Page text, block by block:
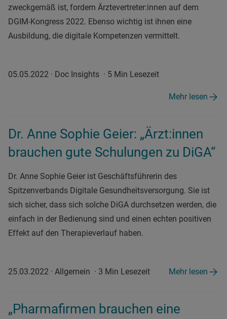
zweckgemäß ist, fordern Ärztevertreter:innen auf dem
DGIM-Kongress 2022. Ebenso wichtig ist ihnen eine
Ausbildung, die digitale Kompetenzen vermittelt.
05.05.2022 · Doc Insights · 5 Min Lesezeit
Mehr lesen
Dr. Anne Sophie Geier: „Ärzt:innen
brauchen gute Schulungen zu DiGA“
Dr. Anne Sophie Geier ist Geschäftsführerin des
Spitzenverbands Digitale Gesundheitsversorgung. Sie ist
sich sicher, dass sich solche DiGA durchsetzen werden, die
einfach in der Bedienung sind und einen echten positiven
Effekt auf den Therapieverlauf haben.
25.03.2022 · Allgemein · 3 Min Lesezeit Mehr lesen
„Pharmafirmen brauchen eine